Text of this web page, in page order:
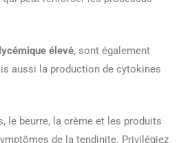
élevé, sont également
aussi la production de cytokines
le beurre, la crème et les produits
de la tendinite. Privilégiez